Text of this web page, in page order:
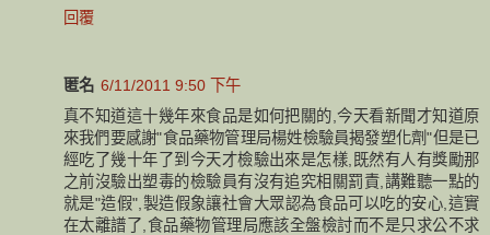
回覆
匿名 6/11/2011 9:50 下午
真不知道這十幾年來食品是如何把關的,今天看新聞才知道原
來我們要感謝"食品藥物管理局楊姓檢驗員揭發塑化劑"但是已
經吃了幾十年了到今天才檢驗出來是怎樣,既然有人有獎勵那
之前沒驗出塑毒的檢驗員有沒有追究相關罰責,講難聽一點的
就是"造假",製造假象讓社會大眾認為食品可以吃的安心,這實
在太離譜了,食品藥物管理局應該全盤檢討而不是只求公不求